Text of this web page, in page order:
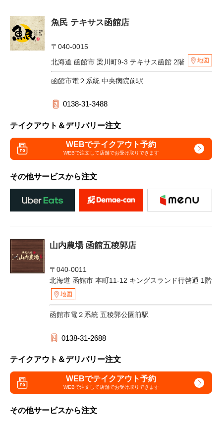
魚民 テキサス函館店
〒040-0015
北海道 函館市 梁川町9-3 テキサス函館 2階
地図
函館市電２系統 中央病院前駅
0138-31-3488
テイクアウト＆デリバリー注文
WEBでテイクアウト予約
WEBで注文して店舗でお受け取りできます
その他サービスから注文
山内農場 函館五稜郭店
〒040-0011
北海道 函館市 本町11-12 キングスランド行啓通 1階
地図
函館市電２系統 五稜郭公園前駅
0138-31-2688
テイクアウト＆デリバリー注文
WEBでテイクアウト予約
WEBで注文して店舗でお受け取りできます
その他サービスから注文